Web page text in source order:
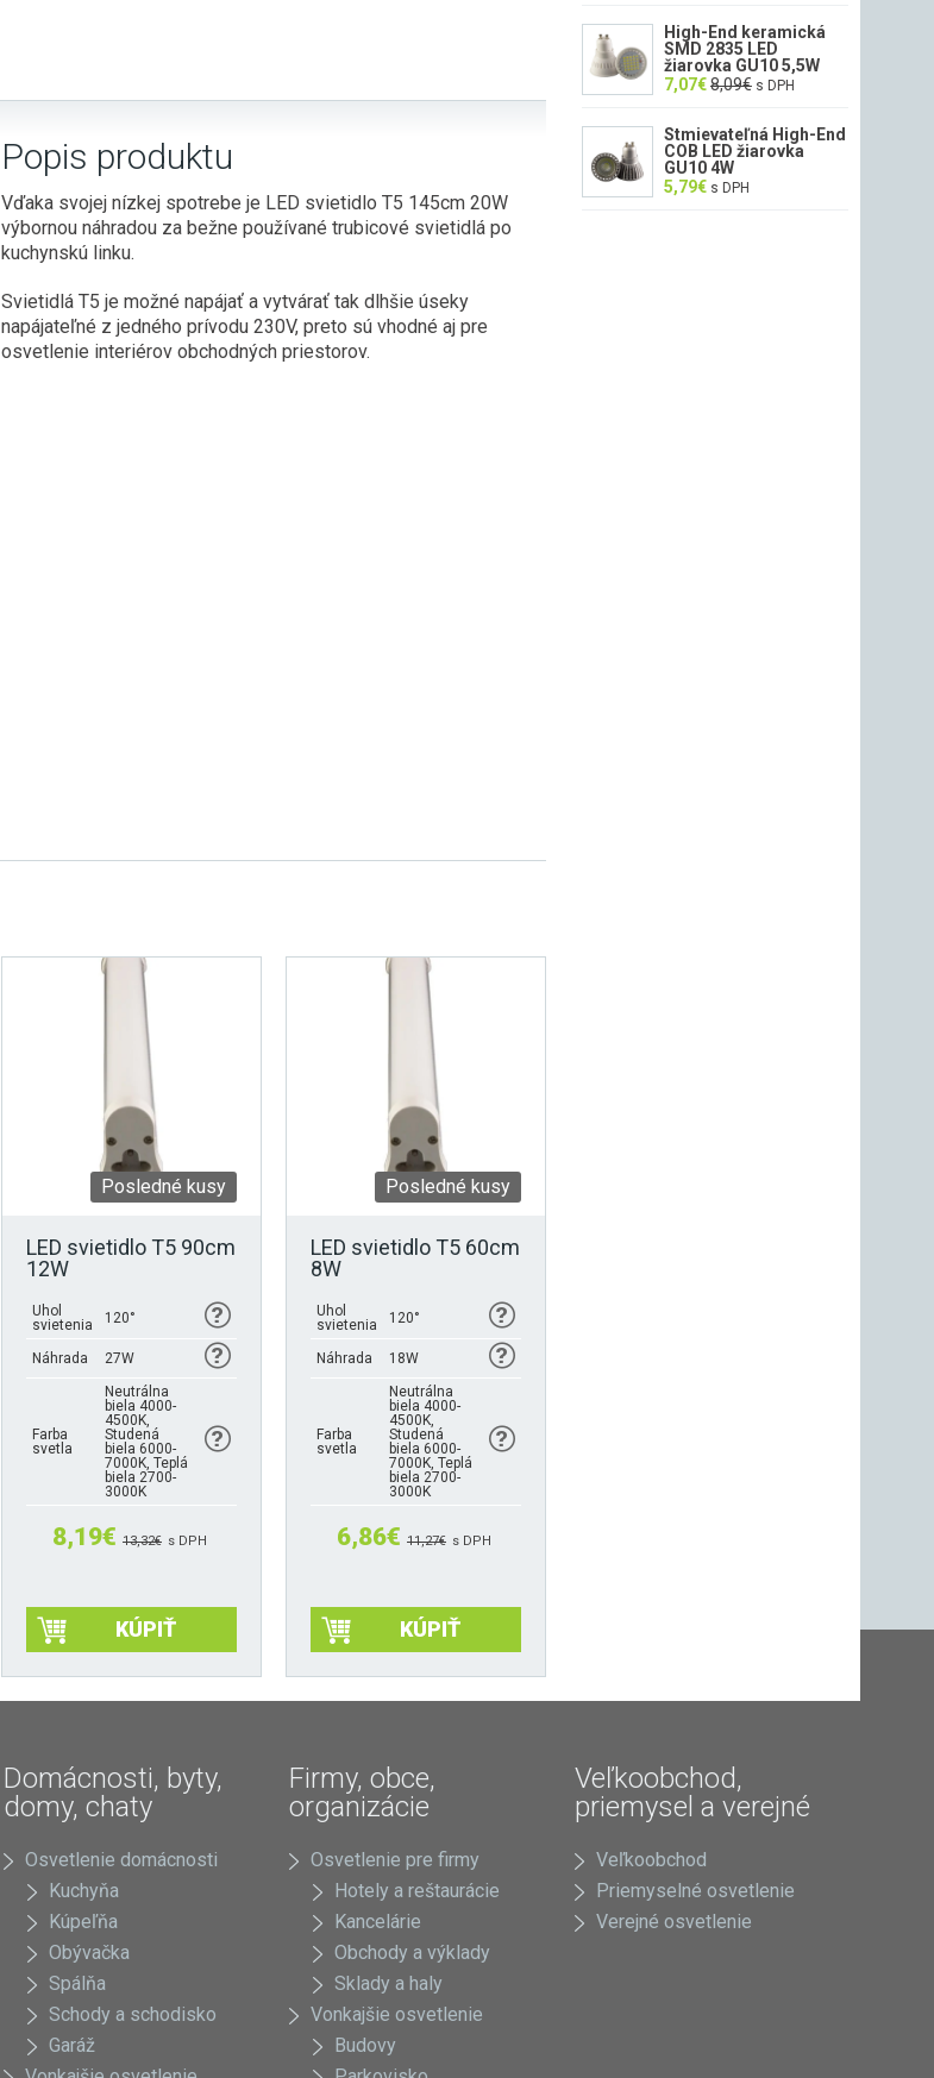
5.00z 5
High-End keramická
SMD 2835 LED
žiarovka GU10 5,5W
7,07€8,09€ s DPH
Stmievateľná High-End
COB LED žiarovka
GU10 4W
5,79€ s DPH
Popis produktu
Vďaka svojej nízkej spotrebe je LED svietidlo T5 145cm 20W
výbornou náhradou za bežne používané trubicové svietidlá po
kuchynskú linku.
Svietidlá T5 je možné napájať a vytvárať tak dlhšie úseky
napájateľné z jedného prívodu 230V, preto sú vhodné aj pre
osvetlenie interiérov obchodných priestorov.
LED svietidlo T5 90cm
12W
Posledné kusy
Uhol
svietenia
120°
Náhrada 27W
Farba
svetla
Neutrálna
biela 4000-
4500K,
Studená
biela 6000-
7000K, Teplá
biela 2700-
3000K
8,19€ 13,32€ s DPH
KÚPIŤ
variantov.
Možnosti
si
vybrať
na
stránke
produktu.
LED svietidlo T5 60cm
8W
Posledné kusy
Uhol
svietenia
120°
Náhrada 18W
Farba
svetla
Neutrálna
biela 4000-
4500K,
Studená
biela 6000-
7000K, Teplá
biela 2700-
3000K
6,86€ 11,27€ s DPH
KÚPIŤ
Možnosti
si
vybrať
na
stránke
produktu.
Domácnosti, byty,
domy, chaty
Osvetlenie domácnosti
Kuchyňa
Kúpeľňa
Obývačka
Spálňa
Schody a schodisko
Garáž
Firmy, obce,
organizácie
Osvetlenie pre firmy
Hotely a reštaurácie
Kancelárie
Obchody a výklady
Sklady a haly
Vonkajšie osvetlenie
Budovy
Veľkoobchod,
priemysel a verejné
Veľkoobchod
Priemyselné osvetlenie
Verejné osvetlenie